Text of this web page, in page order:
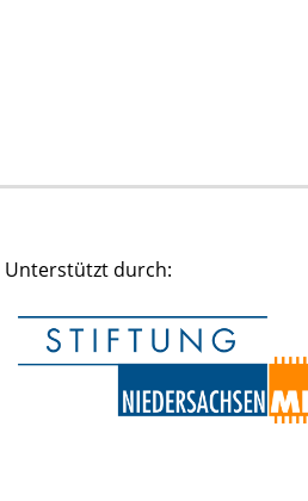
Unterstützt durch: